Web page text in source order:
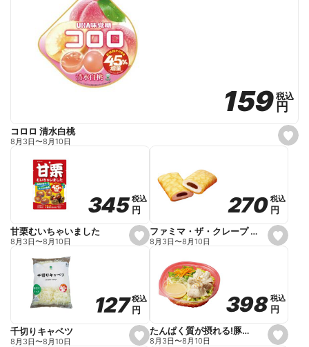
s
e
159
159税込
税込
円
円
コロロ 清水白桃
8月3日〜8月10日
s
e
o
r
i
e
345
345税込
税込
円
円
甘栗むいちゃいました
8月3日〜8月10日
s
e
o
r
i
e
270
270 税込
税込
円
円
ファミマ・ザ・クレープ 生チョコ
8月3日〜8月10日
s
127
127税込
税込
円
円
千切りキャベツ
8月3日〜8月10日
s
398
398 税込
税込
円
円
たんぱく質が摂れる!豚しゃぶのパスタサラダ
8月3日〜8月10日